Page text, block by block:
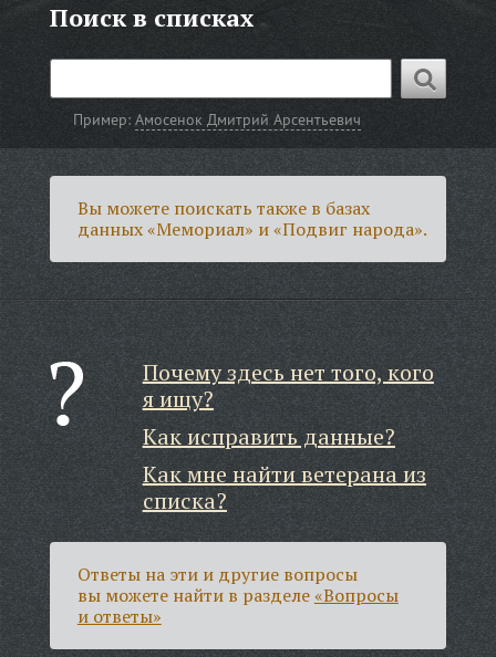
Поиск в списках
Пример:Амосенок Дмитрий Арсентьевич
Вы можете поискать также в базах
данных «Мемориал» и «Подвиг народа».
Почему здесь нет того, кого
я ищу?
Как исправить данные?
Как мне найти ветерана из
списка?
Ответы на эти и другие вопросы
вы можете найти в разделе«Вопросы
и ответы»